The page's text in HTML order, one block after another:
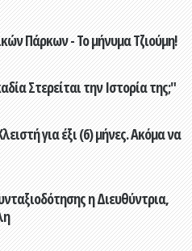
Πάρκων - Το μήνυμα Τζιούμη!
Στερείται την Ιστορία της;"
για έξι (6) μήνες. Ακόμα να
η Διευθύντρια,